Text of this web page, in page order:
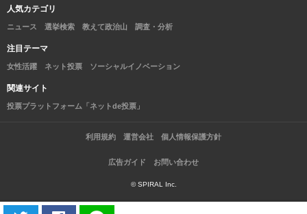
人気カテゴリ
ニュース 選挙検索 教えて政治山 調査・分析
注目テーマ
女性活躍 ネット投票 ソーシャルイノベーション
関連サイト
投票プラットフォーム「ネットde投票」
利用規約 運営会社 個人情報保護方針
広告ガイド お問い合わせ
© SPIRAL Inc.